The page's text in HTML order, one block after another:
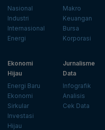
Nasional
Industri
Internasional
Energi
Makro
Keuangan
Bursa
Korporasi
Ekonomi
Hijau
Energi Baru
Ekonomi
Sirkular
Investasi
Hijau
Jurnalisme
Data
Infografik
Analisis
Cek Data